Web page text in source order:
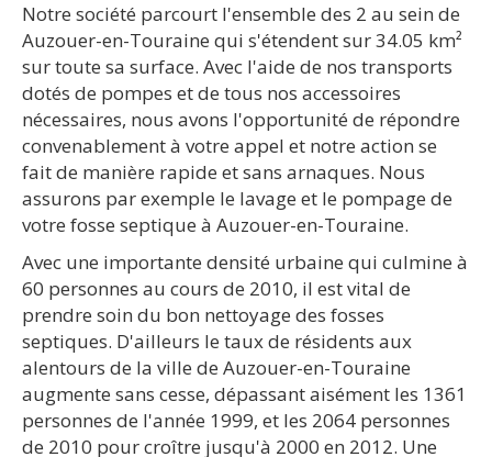
Notre société parcourt l'ensemble des 2 au sein de
Auzouer-en-Touraine qui s'étendent sur 34.05 km²
sur toute sa surface. Avec l'aide de nos transports
dotés de pompes et de tous nos accessoires
nécessaires, nous avons l'opportunité de répondre
convenablement à votre appel et notre action se
fait de manière rapide et sans arnaques. Nous
assurons par exemple le lavage et le pompage de
votre fosse septique à Auzouer-en-Touraine.
Avec une importante densité urbaine qui culmine à
60 personnes au cours de 2010, il est vital de
prendre soin du bon nettoyage des fosses
septiques. D'ailleurs le taux de résidents aux
alentours de la ville de Auzouer-en-Touraine
augmente sans cesse, dépassant aisément les 1361
personnes de l'année 1999, et les 2064 personnes
de 2010 pour croître jusqu'à 2000 en 2012. Une